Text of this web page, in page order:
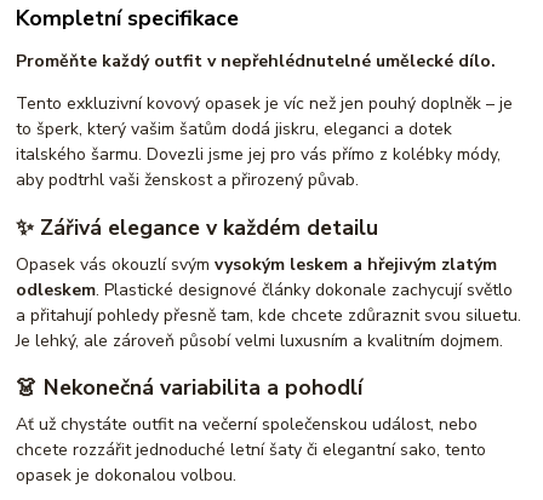
Kompletní specifikace
Proměňte každý outfit v nepřehlédnutelné umělecké dílo.
Tento exkluzivní kovový opasek je víc než jen pouhý doplněk – je
to šperk, který vašim šatům dodá jiskru, eleganci a dotek
italského šarmu. Dovezli jsme jej pro vás přímo z kolébky módy,
aby podtrhl vaši ženskost a přirozený půvab.
✨ Zářivá elegance v každém detailu
Opasek vás okouzlí svýmvysokým leskem a hřejivým zlatým
odleskem. Plastické designové články dokonale zachycují světlo
a přitahují pohledy přesně tam, kde chcete zdůraznit svou siluetu.
Je lehký, ale zároveň působí velmi luxusním a kvalitním dojmem.
👗 Nekonečná variabilita a pohodlí
Ať už chystáte outfit na večerní společenskou událost, nebo
chcete rozzářit jednoduché letní šaty či elegantní sako, tento
opasek je dokonalou volbou.